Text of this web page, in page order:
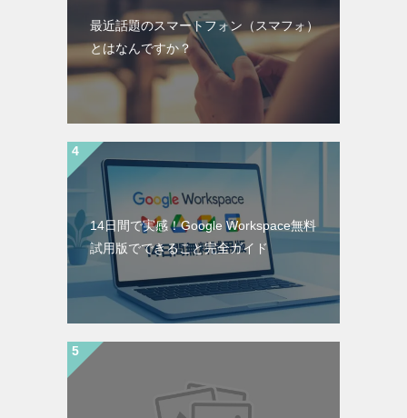
最近話題のスマートフォン（スマフォ）
とはなんですか？
14日間で実感！Google Workspace無料
試用版でできること完全ガイド